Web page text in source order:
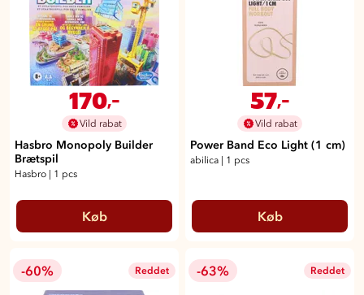
170,-
Vild rabat
Hasbro Monopoly Builder
Brætspil
Hasbro | 1 pcs
Køb
57,-
Vild rabat
Power Band Eco Light (1 cm)
abilica | 1 pcs
Køb
-60% Reddet -63% Reddet